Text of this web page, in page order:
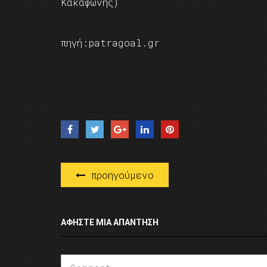
πηγή:patragoal.gr
προηγούμενο
ΑΦΉΣΤΕ ΜΙΑ ΑΠΆΝΤΗΣΗ